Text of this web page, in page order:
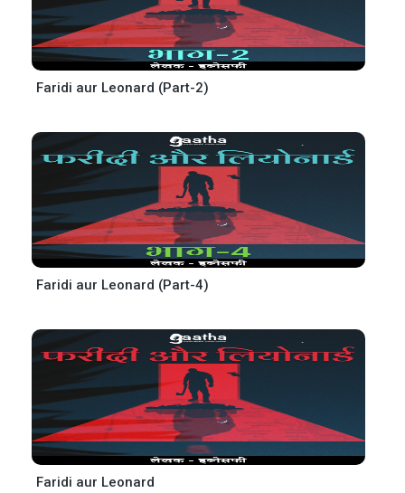
Faridi aur Leonard (Part-2)
Faridi aur Leonard (Part-4)
Faridi aur Leonard